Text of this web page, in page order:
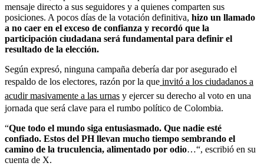
mensaje directo a sus seguidores y a quienes comparten sus
posiciones. A pocos días de la votación definitiva, hizo un llamado
a no caer en el exceso de confianza y recordó que la
participación ciudadana será fundamental para definir el
resultado de la elección.
Según expresó, ninguna campaña debería dar por asegurado el
respaldo de los electores, razón por la que invitó a los ciudadanos a
acudir masivamente a las urnas y ejercer su derecho al voto en una
jornada que será clave para el rumbo político de Colombia.
“Que todo el mundo siga entusiasmado. Que nadie esté
confiado. Estos del PH llevan mucho tiempo sembrando el
camino de la truculencia, alimentado por odio…“, escribió en su
cuenta de X.